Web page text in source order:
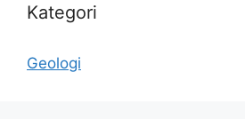
Kategori
Geologi